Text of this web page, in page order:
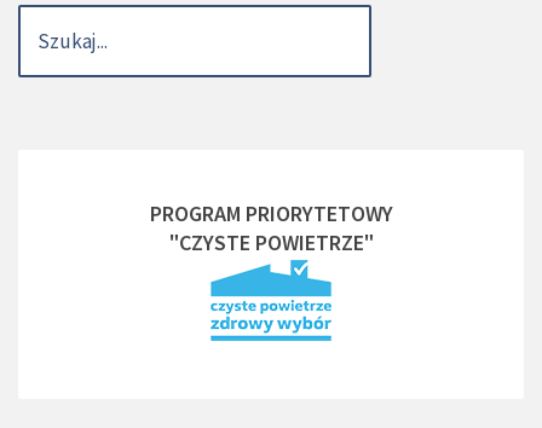
PROGRAM PRIORYTETOWY
"CZYSTE POWIETRZE"